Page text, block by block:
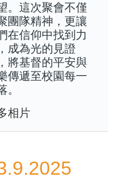
。這次聚會不僅
團隊精神，更讓
在信仰中找到力
成為光的見證
將基督的平安與
傳遞至校園每一
。
相片